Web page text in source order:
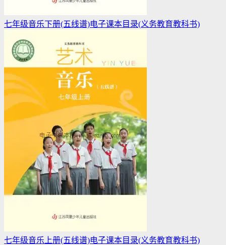
七年级音乐下册(五线谱)电子课本目录(义务教育教科书)
七年级音乐上册(五线谱)电子课本目录(义务教育教科书)